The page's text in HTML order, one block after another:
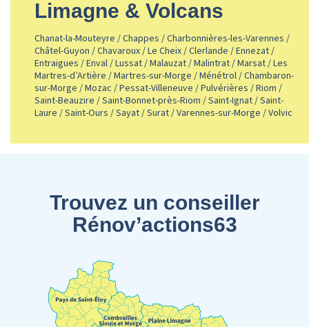
Limagne & Volcans
Chanat-la-Mouteyre / Chappes / Charbonnières-les-Varennes /
Châtel-Guyon / Chavaroux / Le Cheix / Clerlande / Ennezat /
Entraigues / Enval / Lussat / Malauzat / Malintrat / Marsat / Les
Martres-d’Artière / Martres-sur-Morge / Ménétrol / Chambaron-
sur-Morge / Mozac / Pessat-Villeneuve / Pulvérières / Riom /
Saint-Beauzire / Saint-Bonnet-près-Riom / Saint-Ignat / Saint-
Laure / Saint-Ours / Sayat / Surat / Varennes-sur-Morge / Volvic
Trouvez un conseiller
Rénov’actions63